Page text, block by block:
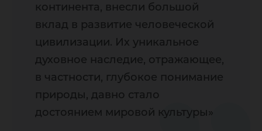
континента, внесли большой
вклад в развитие человеческой
цивилизации. Их уникальное
духовное наследие, отражающее,
в частности, глубокое понимание
природы, давно стало
достоянием мировой культуры»